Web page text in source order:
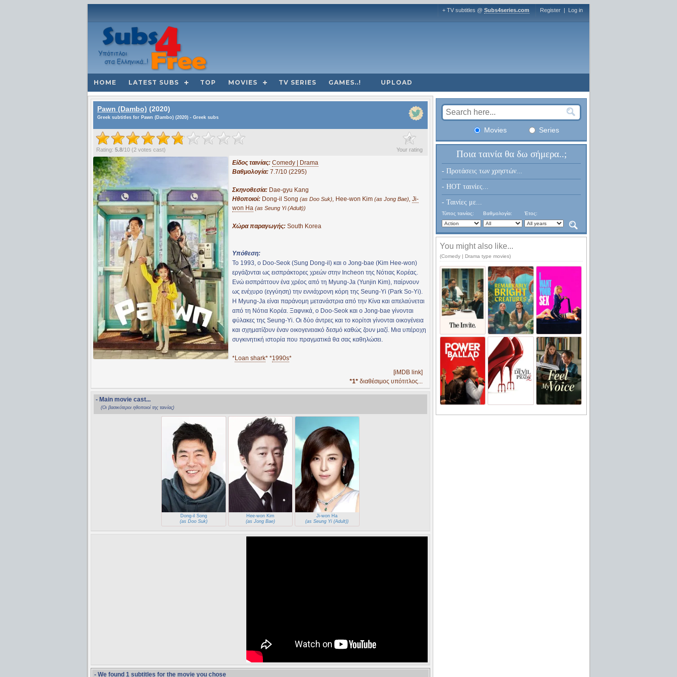
+ TV subtitles @ Subs4series.com Register | Log in
HOME LATEST SUBS TOP MOVIES TV SERIES GAMES..! UPLOAD
Pawn (Dambo) (2020)
Greek subtitles for Pawn (Dambo) (2020) - Greek subs
?
Your rating
Rating: 5.8/10 (2 votes cast)
Είδος ταινίας: Comedy | Drama
Βαθμολογία: 7.7/10 (2295)
Σκηνοθεσία: Dae-gyu Kang
Ηθοποιοί: Dong-il Song (as Doo Suk), Hee-won Kim (as Jong Bae), Ji-
won Ha (as Seung Yi (Adult))
Χώρα παραγωγής: South Korea
Υπόθεση:
Το 1993, ο Doo-Seok (Sung Dong-il) και ο Jong-bae (Kim Hee-won)
εργάζονται ως εισπράκτορες χρεών στην Incheon της Νότιας Κορέας.
Ενώ εισπράττουν ένα χρέος από τη Myung-Ja (Yunjin Kim), παίρνουν
ως ενέχυρο (εγγύηση) την εννιάχρονη κόρη της Seung-Yi (Park So-Yi).
Η Myung-Ja είναι παράνομη μετανάστρια από την Κίνα και απελαύνεται
από τη Νότια Κορέα. Ξαφνικά, ο Doo-Seok και ο Jong-bae γίνονται
φύλακες της Seung-Yi. Οι δύο άντρες και το κορίτσι γίνονται οικογένεια
και σχηματίζουν έναν οικογενειακό δεσμό καθώς ζουν μαζί. Μια υπέροχη
συγκινητική ιστορία που πραγματικά θα σας καθηλώσει.
*Loan shark* *1990s*
[iMDB link]
*1* διαθέσιμος υπότιτλος...
- Main movie cast...
(Οι βασικότεροι ηθοποιοί της ταινίας)
Dong-il Song
(as Doo Suk)
Hee-won Kim
(as Jong Bae)
Ji-won Ha
(as Seung Yi (Adult))
- We found 1 subtitles for the movie you chose
Movies Series
Ποια ταινία θα δω σήμερα..;
- Προτάσεις των χρηστών...
- HOT ταινίες...
- Ταινίες με...
Τύπος ταινίας: Βαθμολογία: Έτος:
You might also like...
(Comedy | Drama type movies)